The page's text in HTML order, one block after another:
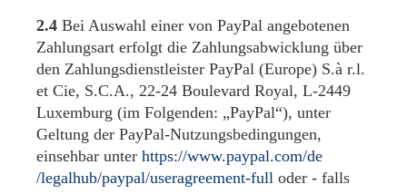
2.4 Bei Auswahl einer von PayPal angebotenen
Zahlungsart erfolgt die Zahlungsabwicklung über
den Zahlungsdienstleister PayPal (Europe) S.à r.l.
et Cie, S.C.A., 22-24 Boulevard Royal, L-2449
Luxemburg (im Folgenden: „PayPal“), unter
Geltung der PayPal-Nutzungsbedingungen,
einsehbar unter https://www.paypal.com/de
/legalhub/paypal/useragreement-full oder - falls